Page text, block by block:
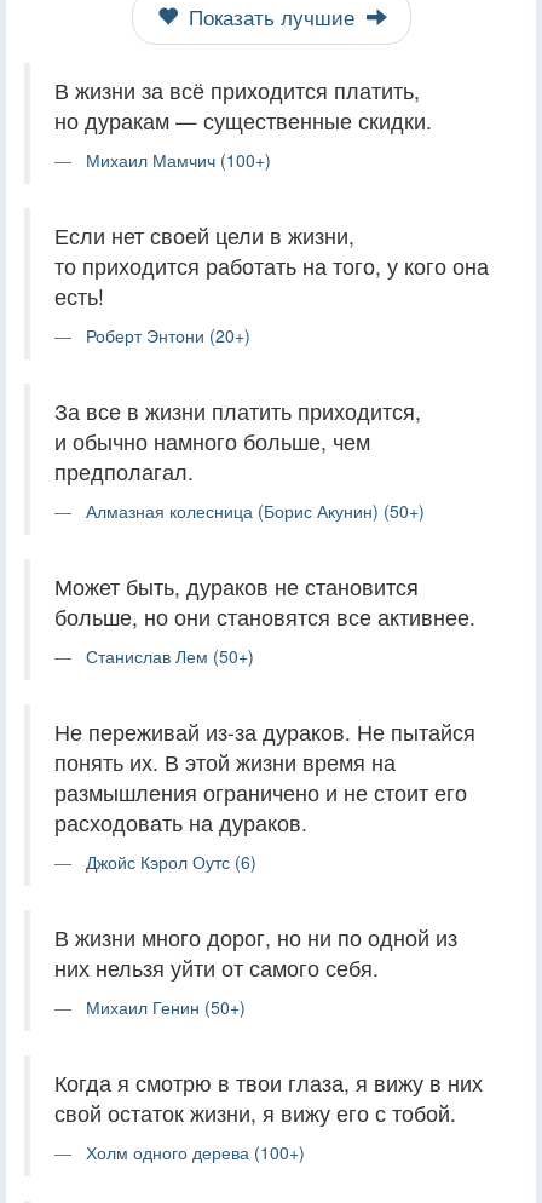
Показать лучшие
В жизни за всё приходится платить,
но дуракам — существенные скидки.
Михаил Мамчич (100+)
Если нет своей цели в жизни,
то приходится работать на того, у кого она
есть!
Роберт Энтони (20+)
За все в жизни платить приходится,
и обычно намного больше, чем
предполагал.
Алмазная колесница (Борис Акунин) (50+)
Может быть, дураков не становится
больше, но они становятся все активнее.
Станислав Лем (50+)
Не переживай из-за дураков. Не пытайся
понять их. В этой жизни время на
размышления ограничено и не стоит его
расходовать на дураков.
Джойс Кэрол Оутс (6)
В жизни много дорог, но ни по одной из
них нельзя уйти от самого себя.
Михаил Генин (50+)
Когда я смотрю в твои глаза, я вижу в них
свой остаток жизни, я вижу его с тобой.
Холм одного дерева (100+)